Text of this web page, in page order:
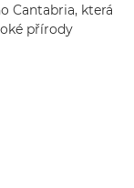
Cantabria, která
přírody